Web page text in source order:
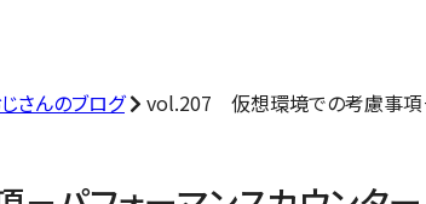
さんのブログ vol.207 仮想環境での考慮事項